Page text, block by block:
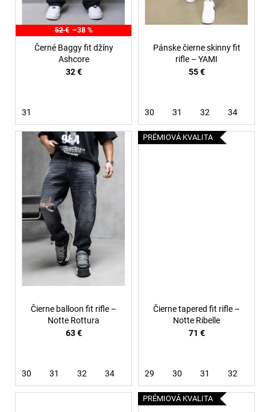
k
52 € –38 %
Černé Baggy fit džíny
Ashcore
32 €
31
Pánske čierne skinny fit
rifle – YAMI
55 €
30 31 32 34
Čierne balloon fit rifle –
Notte Rottura
63 €
30 31 32 34
PRÉMIOVÁ KVALITA
Čierne tapered fit rifle –
Notte Ribelle
71 €
29 30 31 32
PRÉMIOVÁ KVALITA